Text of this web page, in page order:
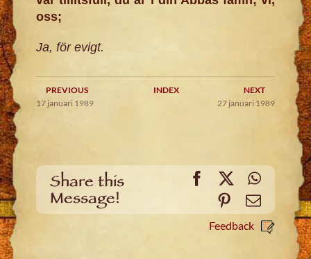
oss;
Ja, för evigt.
PREVIOUS INDEX
NEXT
17 januari 1989
27 januari 1989
Share this
Message!
Facebook
X
Pinterest
Email
Feedback